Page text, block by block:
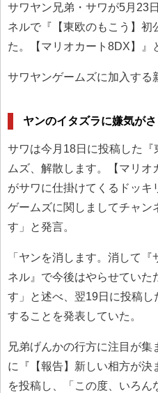
サワヤン兄弟・サワが5月23
ネルで『【東欧のもこう】
た。【マリオカート8DX】』
サワヤンゲームズに加入する
ヤンのイタズラに嫌気が
サワは今月18日に投稿した
ムズ、解散します。【マリ
がサワに仕掛けてくるドッキ
ゲームズに関しましてチャン
す」と発言。
「ヤンを消します。消して
ネル』で今後はやらせていた
す」と述べ、翌19日に投稿
することを発表していた。
兄弟げんかの行方に注目が集
に『【報告】新しい相方が
を投稿し、「この度、いろん